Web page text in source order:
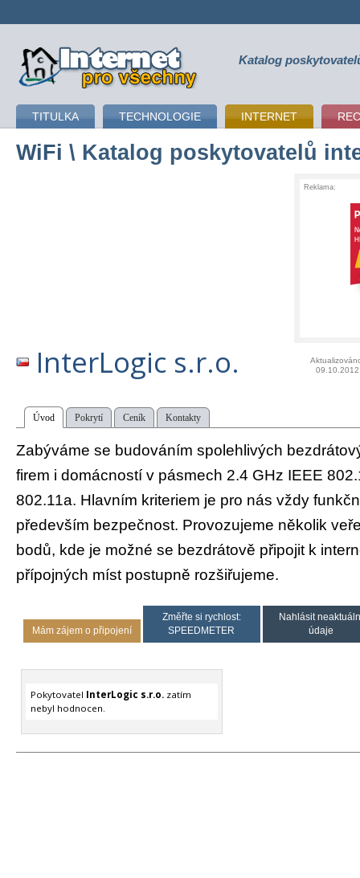
připojení k internetu Katalog
TITULKA TECHNOLOGIE INTERNET
WiFi \ Katalog poskytovatelů
Reklama:
InterLogic s.r.o.
09.10.2012
Úvod Pokrytí Ceník Kontakty
Zabýváme se budováním spolehlivých
firem i domácností v pásmech 2.4 GHz IEEE
802.11a. Hlavním kriteriem je pro nás vždy
především bezpečnost. Provozujeme několik
bodů, kde je možné se bezdrátově připojit k
přípojných míst postupně rozšiřujeme.
Mám zájem o připojení
Změřte si rychlost:
SPEEDMETER
Nahlásit
údaje
Pokytovatel InterLogic s.r.o.zatím
nebyl hodnocen.